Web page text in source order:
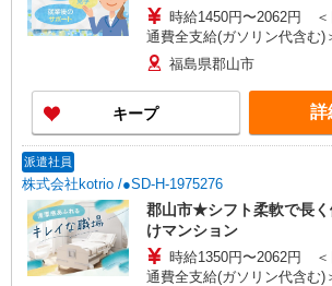
時給1450円〜2062円 ＜
通費全支給(ガソリン代含む)
福島県郡山市
キープ 詳
派遣社員
株式会社kotrio /●SD-H-1975276
郡山市★シフト柔軟で長
けマンション
時給1350円〜2062円 ＜
通費全支給(ガソリン代含む)